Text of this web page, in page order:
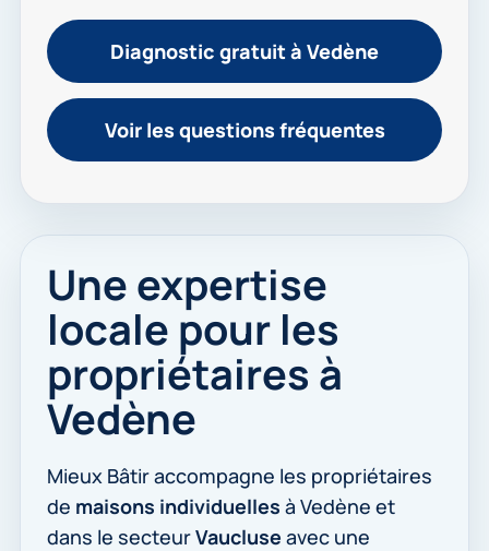
Diagnostic gratuit à Vedène
Voir les questions fréquentes
Une expertise
locale pour les
propriétaires à
Vedène
Mieux Bâtir accompagne les propriétaires
de maisons individuelles à Vedène et
dans le secteurVaucluse avec une